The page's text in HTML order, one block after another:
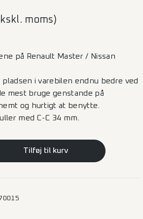
moms)
på Renault Master / Nissan
i varebilen endnu bedre ved
mest bruge genstande på
og hurtigt at benytte.
med C-C 34 mm.
Tilføj til kurv